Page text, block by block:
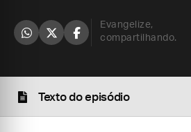
Evangelize,
compartilhando.
Texto do episódio